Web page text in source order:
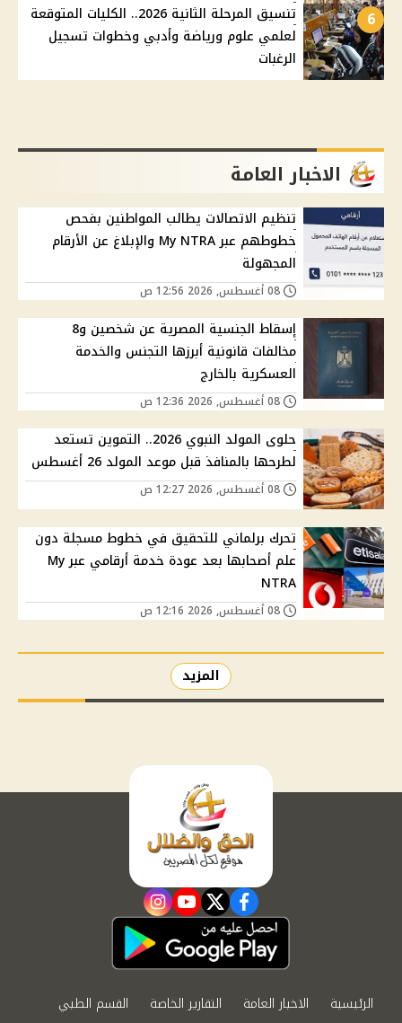
6
تنسيق المرحلة الثانية 2026.. الكليات المتوقعة
لعلمي علوم ورياضة وأدبي وخطوات تسجيل
الرغبات
الاخبار العامة
تنظيم الاتصالات يطالب المواطنين بفحص
خطوطهم عبر My NTRA والإبلاغ عن الأرقام
المجهولة
إسقاط الجنسية المصرية عن شخصين و8
مخالفات قانونية أبرزها التجنس والخدمة
العسكرية بالخارج
حلوى المولد النبوي 2026.. التموين تستعد
لطرحها بالمنافذ قبل موعد المولد 26 أغسطس
تحرك برلماني للتحقيق في خطوط مسجلة دون
علم أصحابها بعد عودة خدمة أرقامي عبر My
NTRA
المزيد
facebook
twitter
youtube
instagram
الرئيسية الاخبار العامة التقارير الخاصة القسم الطبي